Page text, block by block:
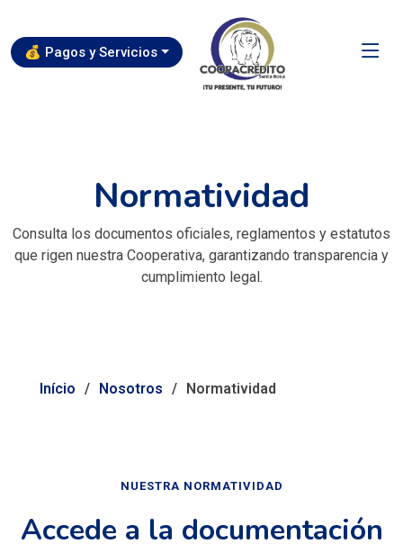
💰 Pagos y Servicios
Normatividad
Consulta los documentos oficiales, reglamentos y estatutos
que rigen nuestra Cooperativa, garantizando transparencia y
cumplimiento legal.
Início Nosotros Normatividad
NUESTRA NORMATIVIDAD
Accede a la documentación